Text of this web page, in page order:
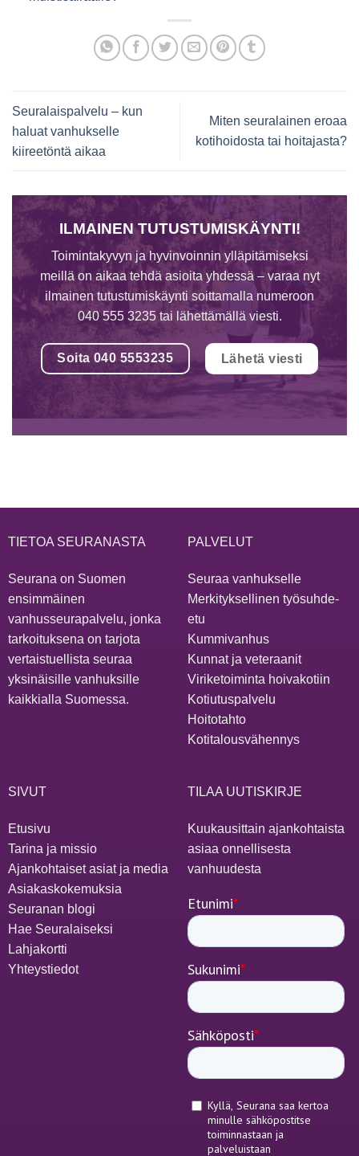
Seuralaispalvelu – kun
haluat vanhukselle
kiireetöntä aikaa
Miten seuralainen eroaa
kotihoidosta tai hoitajasta?
ILMAINEN TUTUSTUMISKÄYNTI!
Toimintakyvyn ja hyvinvoinnin ylläpitämiseksi
meillä on aikaa tehdä asioita yhdessä – varaa nyt
ilmainen tutustumiskäynti soittamalla numeroon
040 555 3235 tai lähettämällä viesti.
Soita 040 5553235 Lähetä viesti
TIETOA SEURANASTA
Seurana on Suomen
ensimmäinen
vanhusseurapalvelu, jonka
tarkoituksena on tarjota
vertaistuellista seuraa
yksinäisille vanhuksille
kaikkialla Suomessa.
PALVELUT
Seuraa vanhukselle
Merkityksellinen työsuhde-
etu
Kummivanhus
Kunnat ja veteraanit
Viriketoiminta hoivakotiin
Kotiutuspalvelu
Hoitotahto
Kotitalousvähennys
SIVUT
Etusivu
Tarina ja missio
Ajankohtaiset asiat ja media
Asiakaskokemuksia
Seuranan blogi
Hae Seuralaiseksi
Lahjakortti
Yhteystiedot
TILAA UUTISKIRJE
Kuukausittain ajankohtaista
asiaa onnellisesta
vanhuudesta